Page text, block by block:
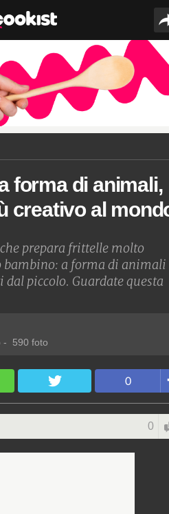
forma di animali,
creativo al
prepara frittelle molto
a forma di animali
piccolo. Guardate questa
- 590 foto
0
0